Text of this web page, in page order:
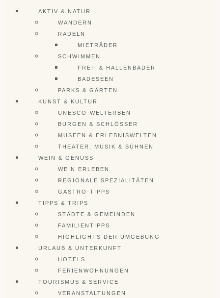
AKTIV & NATUR
WANDERN
RADELN
MIETRÄDER
SCHWIMMEN
FREI- & HALLENBÄDER
BADESEEN
PARKS & GÄRTEN
KUNST & KULTUR
UNESCO-WELTERBEN
BURGEN & SCHLÖSSER
MUSEEN & ERLEBNISWELTEN
THEATER, MUSIK & BÜHNEN
WEIN & GENUSS
WEIN ERLEBEN
REGIONALE SPEZIALITÄTEN
GASTRO-TIPPS
TIPPS & TRIPS
STÄDTE & GEMEINDEN
FAMILIENTIPPS
HIGHLIGHTS DER UMGEBUNG
URLAUB & UNTERKUNFT
HOTELS
FERIENWOHNUNGEN
TOURISMUS & SERVICE
VERANSTALTUNGEN